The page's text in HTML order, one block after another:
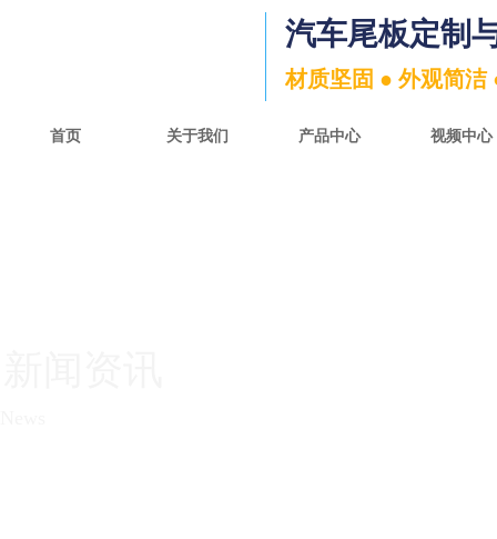
材质坚固 ● 外观简洁
汽车尾板定制
首页 关于我们 产品中心 视频中心